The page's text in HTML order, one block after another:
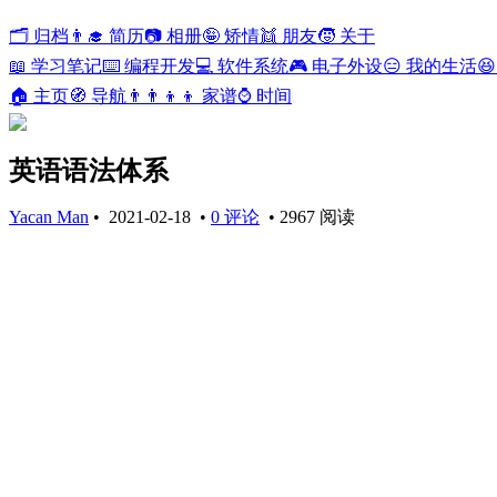
🗂️ 归档 👨‍🎓 简历📷 相册🤪 矫情👯 朋友🧒 关于
📖 学习笔记⌨️ 编程开发💻 软件系统🎮 电子外设😑 我的生活
🏠 主页🧭 导航 👨‍👨‍👦‍👦 家谱⌚ 时间
英语语法体系
Yacan Man • 2021-02-18 • 0 评论 • 2967 阅读